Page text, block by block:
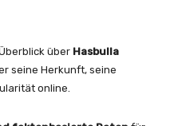
über Hasbulla
seine Herkunft, seine
online.